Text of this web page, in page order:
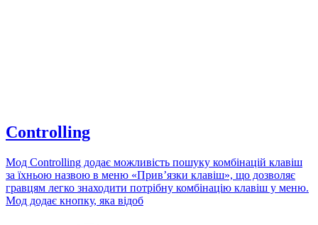
Controlling
Мод Controlling додає можливість пошуку комбінацій клавіш
за їхньою назвою в меню «Прив’язки клавіш», що дозволяє
гравцям легко знаходити потрібну комбінацію клавіш у меню.
Мод додає кнопку, яка відоб